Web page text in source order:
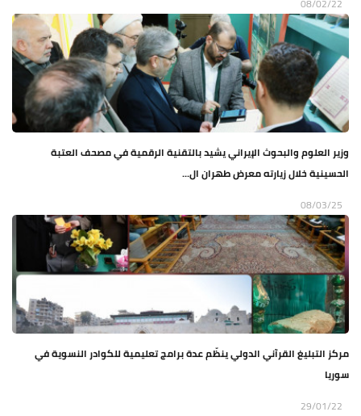
وزير العلوم والبحوث الإيراني يشيد بالتقنية الرقمية في مصحف العتبة
الحسينية خلال زيارته معرض طهران ال...
08/03/25
مركز التبليغ القرآني الدولي ينظّم عدة برامج تعليمية للكوادر النسوية في
سوريا
29/01/22